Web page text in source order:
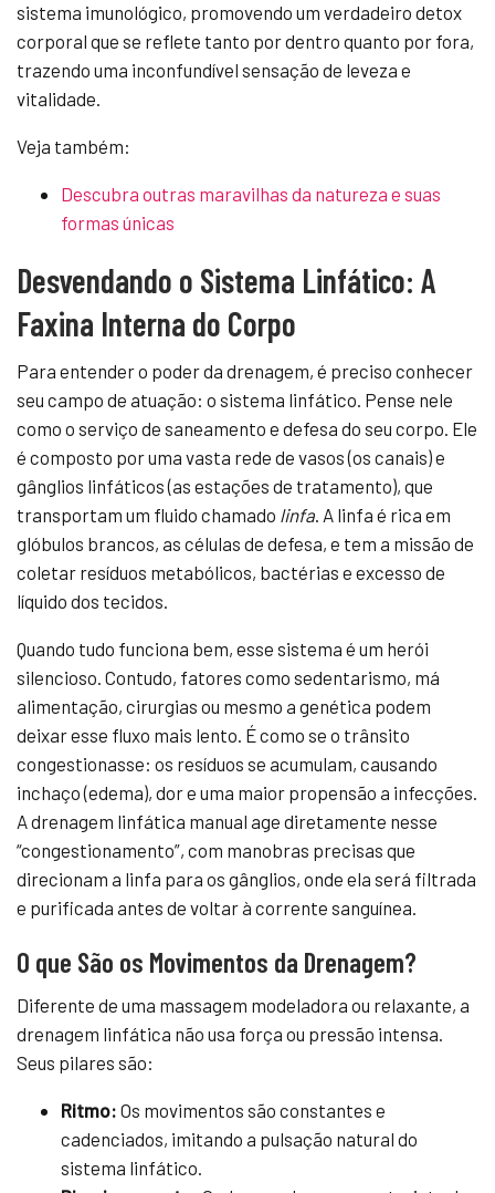
sistema imunológico, promovendo um verdadeiro detox
corporal que se reflete tanto por dentro quanto por fora,
trazendo uma inconfundível sensação de leveza e
vitalidade.
Veja também:
Descubra outras maravilhas da natureza e suas
formas únicas
Desvendando o Sistema Linfático: A
Faxina Interna do Corpo
Para entender o poder da drenagem, é preciso conhecer
seu campo de atuação: o sistema linfático. Pense nele
como o serviço de saneamento e defesa do seu corpo. Ele
é composto por uma vasta rede de vasos (os canais) e
gânglios linfáticos (as estações de tratamento), que
transportam um fluido chamado linfa. A linfa é rica em
glóbulos brancos, as células de defesa, e tem a missão de
coletar resíduos metabólicos, bactérias e excesso de
líquido dos tecidos.
Quando tudo funciona bem, esse sistema é um herói
silencioso. Contudo, fatores como sedentarismo, má
alimentação, cirurgias ou mesmo a genética podem
deixar esse fluxo mais lento. É como se o trânsito
congestionasse: os resíduos se acumulam, causando
inchaço (edema), dor e uma maior propensão a infecções.
A drenagem linfática manual age diretamente nesse
“congestionamento”, com manobras precisas que
direcionam a linfa para os gânglios, onde ela será filtrada
e purificada antes de voltar à corrente sanguínea.
O que São os Movimentos da Drenagem?
Diferente de uma massagem modeladora ou relaxante, a
drenagem linfática não usa força ou pressão intensa.
Seus pilares são:
Ritmo: Os movimentos são constantes e
cadenciados, imitando a pulsação natural do
sistema linfático.